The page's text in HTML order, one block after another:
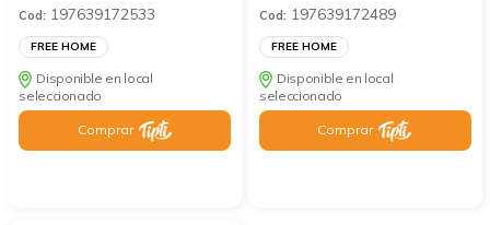
Cod: 197639172533
FREE HOME
Disponible en local
seleccionado
Comprar
Cod: 197639172489
FREE HOME
Disponible en local
seleccionado
Comprar